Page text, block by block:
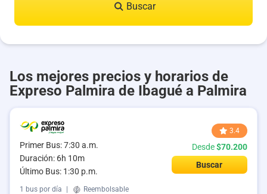
Buscar
Los mejores precios y horarios de
Expreso Palmira de Ibagué a Palmira
Primer Bus: 7:30 a.m.
Duración: 6h 10m
Último Bus: 1:30 p.m.
3.4
Desde$70.200
Buscar
1 bus por día Reembolsable